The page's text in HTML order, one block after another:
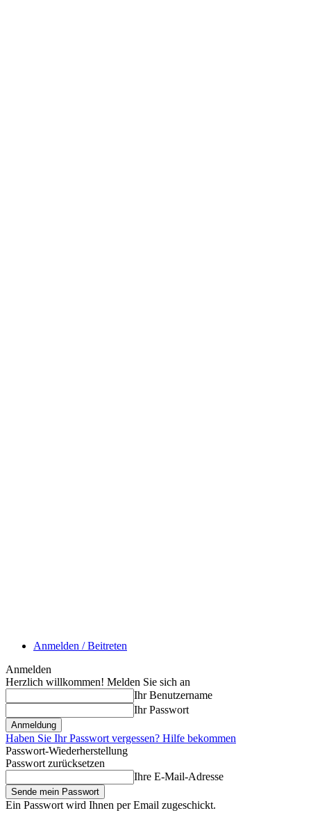
Anmelden / Beitreten
Anmelden
Herzlich willkommen! Melden Sie sich an
Ihr Benutzername
Ihr Passwort
Haben Sie Ihr Passwort vergessen? Hilfe bekommen
Passwort-Wiederherstellung
Passwort zurücksetzen
Ihre E-Mail-Adresse
Ein Passwort wird Ihnen per Email zugeschickt.